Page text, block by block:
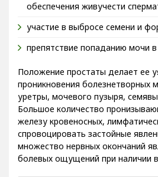
обеспечения живучести
участие в выбросе семени и
препятствие попаданию мочи
Положение простаты делает ее
проникновения болезнетворных
уретры, мочевого пузыря,
Большое количество
железу кровеносных,
спровоцировать застойные
множество нервных окончаний
болевых ощущений при наличии